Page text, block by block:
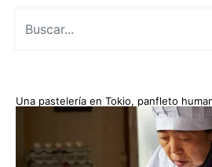
Una pastelería en Tokio, panfleto